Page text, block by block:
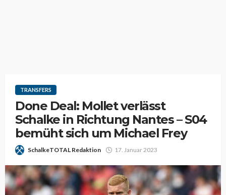
TRANSFERS
Done Deal: Mollet verlässt
Schalke in Richtung Nantes – S04
bemüht sich um Michael Frey
SchalkeTOTAL Redaktion 17. Januar 2023